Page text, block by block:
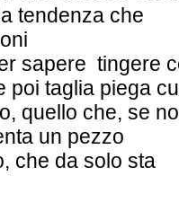
tendenza che
sapere tingere
poi taglia piega
quello che, se
un pezzo
che da solo sta